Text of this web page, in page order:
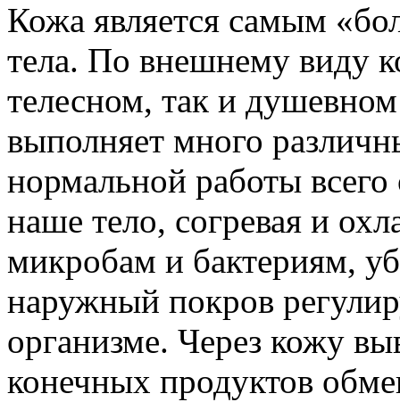
Кожа является самым
тела. По внешнему виду
телесном, так и
выполняет много
нормальной работы
наше тело, согревая и
микробам и бактериям,
наружный покров
организме. Через кожу
конечных продуктов